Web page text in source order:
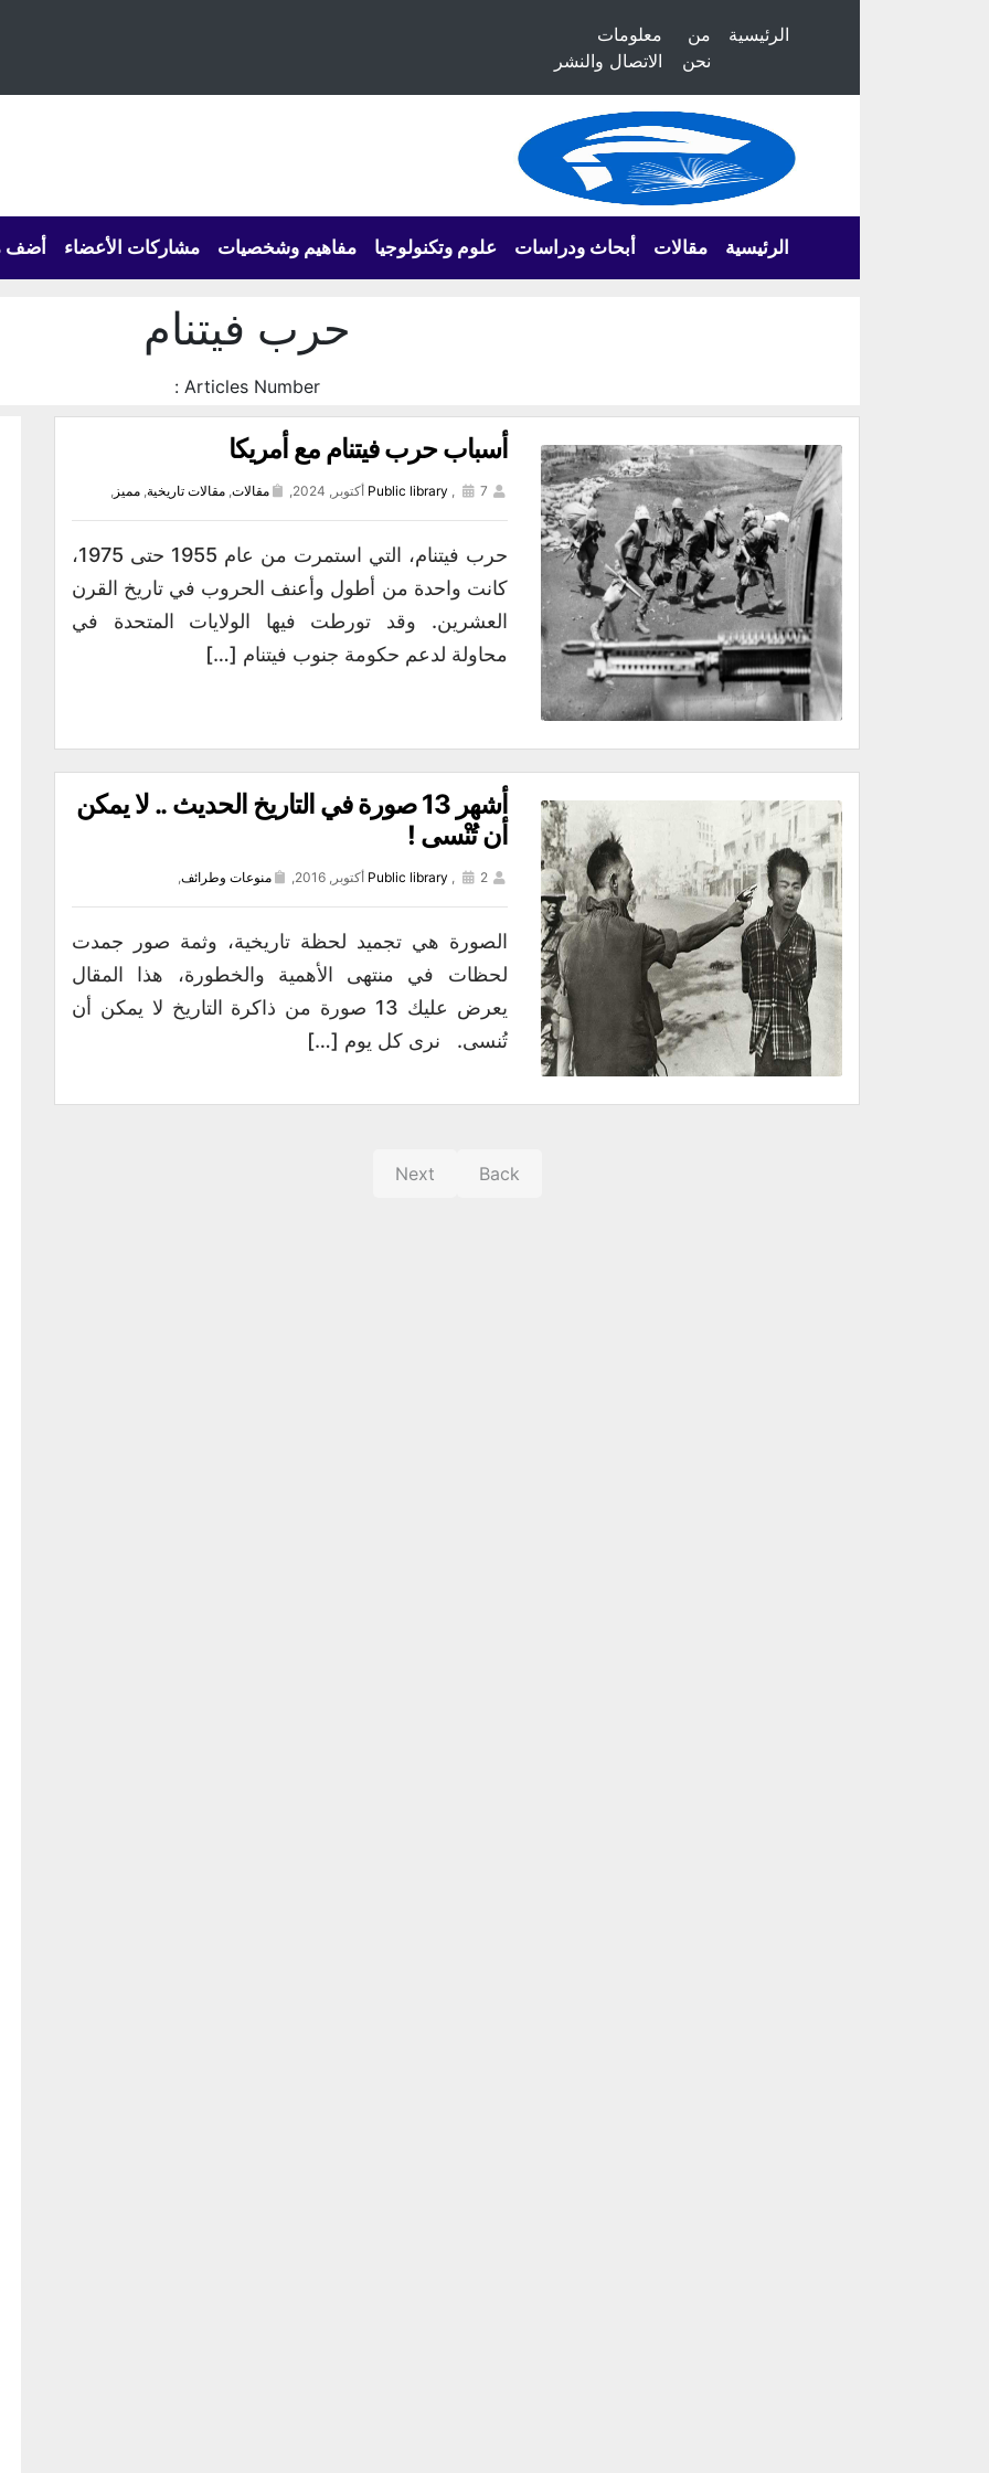
الرئيسية
من
نحن
معلومات
الاتصال والنشر
الرئيسية مقالات أبحاث ودراسات علوم وتكنولوجيا مفاهيم وشخصيات مشاركات الأعضاء أضف
حرب فيتنام
Articles Number :
أسباب حرب فيتنام مع أمريكا
Public library , 7 أكتوبر, 2024, مقالات,مقالات تاريخية,مميز,
حرب فيتنام، التي استمرت من عام 1955 حتى 1975،
كانت واحدة من أطول وأعنف الحروب في تاريخ القرن
العشرين. وقد تورطت فيها الولايات المتحدة في
محاولة لدعم حكومة جنوب فيتنام […]
أشهر 13 صورة في التاريخ الحديث .. لا يمكن
أن تُنْسى !
Public library , 2 أكتوبر, 2016, منوعات وطرائف,
الصورة هي تجميد لحظة تاريخية، وثمة صور جمدت
لحظات في منتهى الأهمية والخطورة، هذا المقال
يعرض عليك 13 صورة من ذاكرة التاريخ لا يمكن أن
تُنسى. نرى كل يوم […]
Back
Next